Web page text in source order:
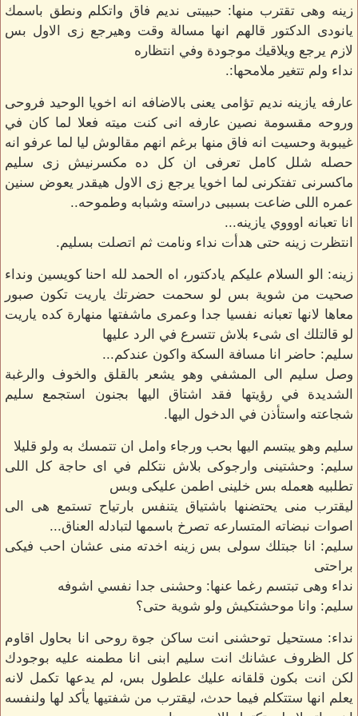
زينه وهى تقترب منها: حبيبتى نديم فاق واتكلم ونطق باسمك
يانودى الدكتور قالهم انها مسالة وقت وهيرجع زى الاول بس
لازم يرجع ويلاقيك موجودة وفي انتظاره
نداء ولم تتغير ملامحها:.
عارفه يازينه نديم تؤامى يعنى بالاضافه انه اخويا الوحيد فروحى
وروحه مقسومة نصين عارفه انى كنت ميته فعلا لما كان في
غيبوبة وحسيت انه فاق منها برغم انهم مقالوش ليا لما عرفو انه
حصله شلل كامل تعرفى ان كل ده مكسرنيش زى سليم
ماكسرنى تفتكرنى لما اخويا يرجع زى الاول هيقدر يعوض سنين
عمره اللى ضاعت بسببى دراسته وشبابه وطموحه..
انا تعبانه اوووي يازينه...
انتظرت زينه حتى هدأت نداء ونامت ثم اتصلت بسليم.
زينه: الو السلام عليكم يادكتور، اه الحمد لله احنا كويسين ونداء
صحيت من شوية بس لو سحمت حضرتك ياريت تكون صبور
معاها لانها تعبانه نفسيا جدا وعمرى ماشفتها منهارة كده ياريت
لو قالتلك اى شىء بلاش تتسرع في الرد عليها
سليم: حاضر انا مسافة السكة واكون عندكم...
وصل سليم الى المشفي وهو يشعر بالقلق والخوف والرغبة
الشديدة في رؤيتها فقد اشتاق اليها بجنون استجمع سليم
شجاعته واستأذن في الدخول اليها.
سليم وهو يبتسم اليها بحب ورجاء وامل ان تتمسك به ولو قليلا
سليم: وحشتينى وارجوكى بلاش نتكلم في اى حاجة كل اللى
تطلبيه هعمله بس خلينى اطمن عليكى وبس
ليقترب منى يحتضنها باشتياق يتنفس بارتياح تستمع هى الى
اصوات نبضاته المتسارعه تصرخ باسمها لتبادله العناق...
سليم: انا جبتلك سولى بس زينه اخدته منى عشان احب فيكى
براحتى
نداء وهى تبتسم رغما عنها: وحشنى جدا نفسي اشوفه
سليم: وانا موحشتكيش ولو شوية حتى؟
نداء: مستحيل توحشنى انت ساكن جوة روحى انا بحاول اقاوم
كل الظروف عشانك انت سليم ابنى انا مطمنه عليه بوجودك
لكن انت بكون قلقانه عليك علطول بس، لم يدعها تكمل لانه
يعلم انها ستتكلم فيما حدث، ليقترب من شفتيها يأكد لها ولنفسه